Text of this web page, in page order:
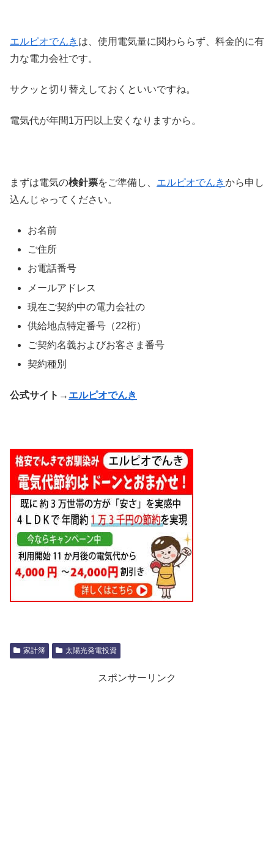
エルピオでんき は、使用電気量に関わららず、料金的に有
力な電力会社です。
サクッと切り替えしておくといいですね。
電気代が年間1万円以上安くなりますから。
まずは電気の検針票をご準備し、 エルピオでんきから申し
込んじゃってください。
お名前
ご住所
お電話番号
メールアドレス
現在ご契約中の電力会社の
供給地点特定番号（22桁）
ご契約名義およびお客さま番号
契約種別
公式サイト→ エルピオでんき
家計簿 太陽光発電投資
スポンサーリンク